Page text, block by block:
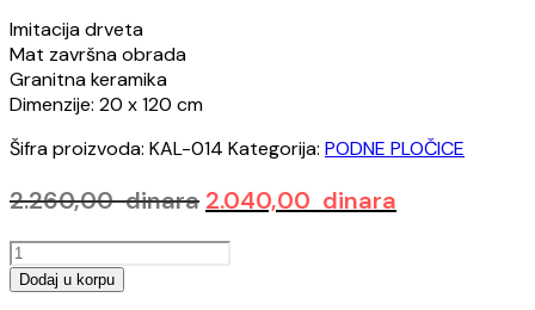
Imitacija drveta
Mat završna obrada
Granitna keramika
Dimenzije: 20 x 120 cm
Šifra proizvoda: KAL-014 Kategorija: PODNE PLOČICE
2.260,00dinara Originalna
2.040,00 dinara
EXTRA
WOOD
Dodaj u korpu